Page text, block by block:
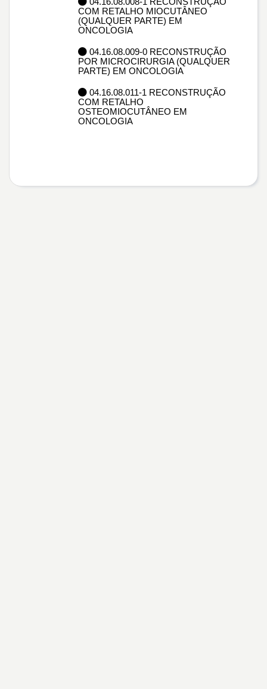
COM RETALHO MIOCUTÂNEO
(QUALQUER PARTE) EM
ONCOLOGIA
04.16.08.009-0 RECONSTRUÇÃO
POR MICROCIRURGIA (QUALQUER
PARTE) EM ONCOLOGIA
04.16.08.011-1 RECONSTRUÇÃO
COM RETALHO
OSTEOMIOCUTÂNEO EM
ONCOLOGIA